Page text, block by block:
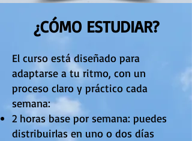
¿CÓMO ESTUDIAR?
El curso está diseñado para
adaptarse a tu ritmo, con un
proceso claro y práctico cada
semana:
2 horas base por semana: puedes
distribuirlas en uno o dos días